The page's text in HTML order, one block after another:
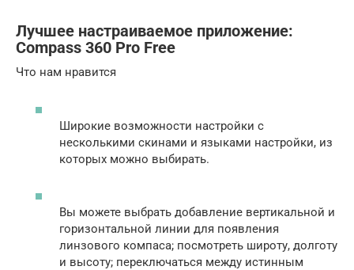
Лучшее настраиваемое приложение:
Compass 360 Pro Free
Что нам нравится
Широкие возможности настройки с
несколькими скинами и языками настройки, из
которых можно выбирать.
Вы можете выбрать добавление вертикальной и
горизонтальной линии для появления
линзового компаса; посмотреть широту, долготу
и высоту; переключаться между истинным